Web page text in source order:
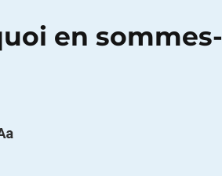
en sommes-